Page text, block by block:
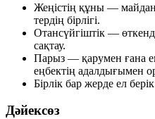
Жеңістің құны —
тердің бірлігі.
Отансүйгіштік — өткенді
сақтау.
Парыз — қарумен ғана
еңбектің адалдығымен
Бірлік бар жерде ел
Дәйексөз